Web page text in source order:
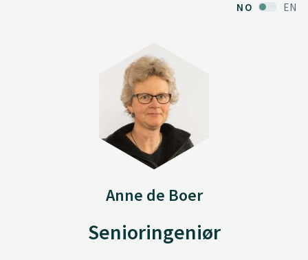
NO EN
Anne de Boer
Senioringeniør